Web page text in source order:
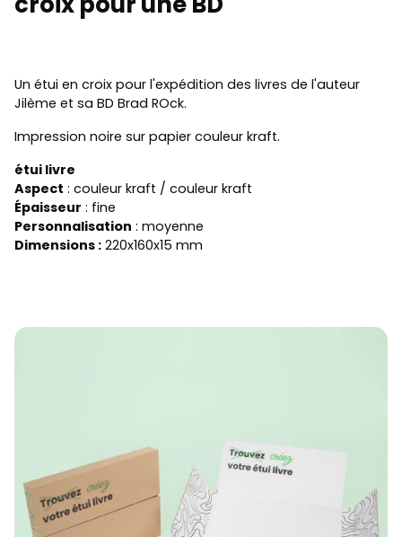
Un étui en croix pour l'expédition des livres de l'auteur
Jilème et sa BD Brad ROck.
Impression noire sur papier couleur kraft.
étui livre
Aspect : couleur kraft / couleur kraft
Épaisseur : fine
Personnalisation : moyenne
Dimensions : 220x160x15 mm